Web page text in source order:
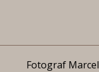
Fotograf Marcel